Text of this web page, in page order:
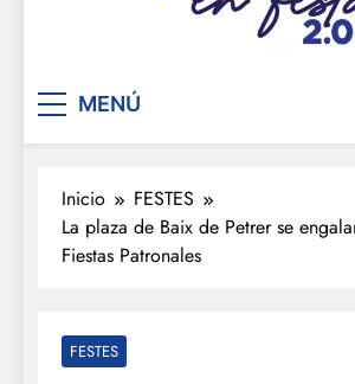
De festa
MENÚ
Inicio
FESTES
La plaza de Baix de Petrer se
Fiestas Patronales
FESTES